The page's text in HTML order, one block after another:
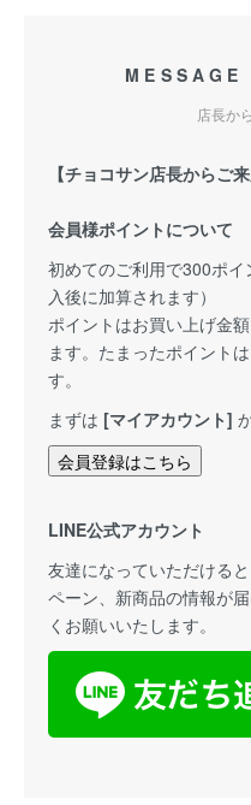
店長か
【チョコサン店長からご
会員様ポイントについて
初めてのご利用で300ポ
入後に加算されます）
ポイントはお買い上げ金
ます。たまったポイント
す。
まずは [マイアカウント]
会員登録はこちら
LINE公式アカウント
友達になっていただける
ペーン、新商品の情報が
くお願いいたします。